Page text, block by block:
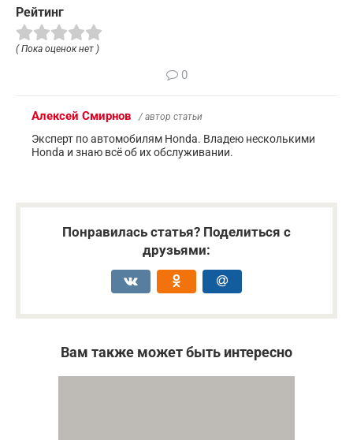
Рейтинг
( Пока оценок нет )
0
Алексей Смирнов / автор статьи
Эксперт по автомобилям Honda. Владею несколькими
Honda и знаю всё об их обслуживании.
Понравилась статья? Поделиться с
друзьями:
Вам также может быть интересно